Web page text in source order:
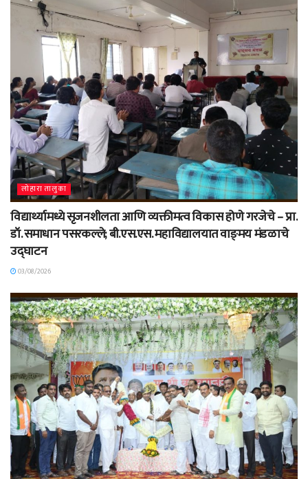
लोहारा तालुका
विद्यार्थ्यामध्ये सृजनशीलता आणि व्यक्तीमत्व विकास होणे गरजेचे – प्रा.
डॉ. समाधान पसरकल्ले; बी.एस.एस. महाविद्यालयात वाङ्‌मय मंडळाचे
उद्घाटन
03/08/2026